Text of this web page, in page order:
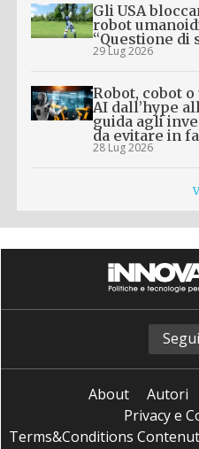
Gli USA
robot
“Questione di
29 Lug 2026
Robot, cobot
AI dall’hype
guida agli
da evitare in
28 Lug 2026
About Autori
Privacy e
Terms&Conditions